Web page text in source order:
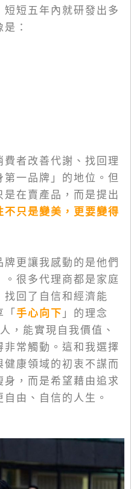
短五年內就研發出多
：
者改善代謝、找回理
一品牌」的地位。但
在賣產品，而是提出
不只是變美，更要變得
更讓我感動的是他們
。很多代理商都是家庭
找回了自信和經濟能
手心向下 」的理念
，能實現自我價值、
常觸動。這和我選擇
康領域的初衷不謀而
，而是希望藉由追求
由、自信的人生。